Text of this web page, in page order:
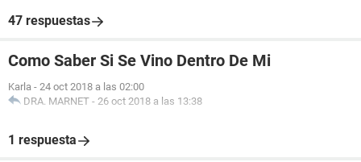
47 respuestas
Como Saber Si Se Vino Dentro De Mi
Karla - 24 oct 2018 a las 02:00
DRA. MARNET - 26 oct 2018 a las 13:38
1 respuesta